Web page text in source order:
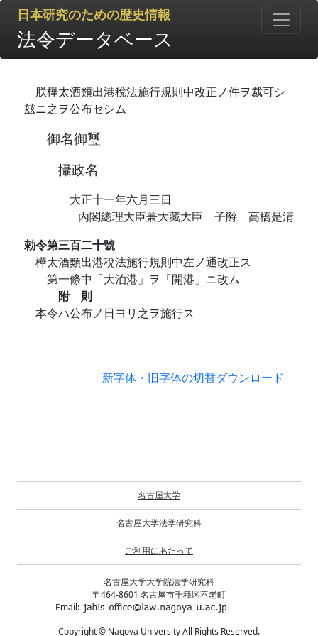
日本研究のための歴史情報
法令データベース
朕樺太酒類出港稅法施行規則中改正ノ件ヲ裁可シ
玆ニ之ヲ公布セシム
御名御璽
攝政名
大正十一年六月三日
內閣總理大臣兼大藏大臣 子爵 高橋是淸
勅令第三百二十號
樺太酒類出港稅法施行規則中左ノ通改正ス
第一條中「大泊港」ヲ「開港」ニ改ム
附 則
本令ハ公布ノ日ヨリ之ヲ施行ス
新字体・旧字体の切替ダウンロード
名古屋大学
名古屋大学法学研究科
ご利用にあたって
名古屋大学大学院法学研究科
〒464-8601 名古屋市千種区不老町
Email:
Copyright © Nagoya University All Rights Reserved.